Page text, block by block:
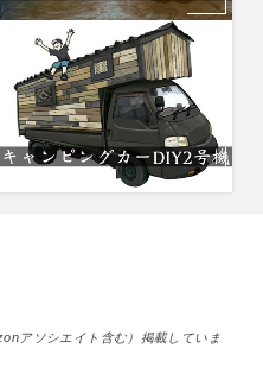
アソシエイト含む）掲載していま